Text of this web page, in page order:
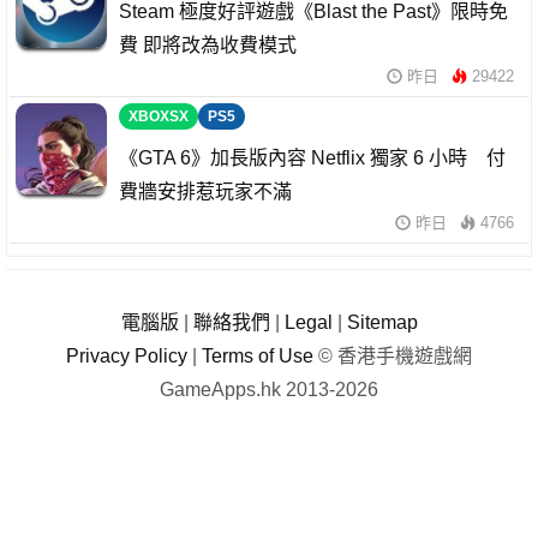
Steam 極度好評遊戲《Blast the Past》限時免
費 即將改為收費模式
昨日 29422
XBOXSX PS5
《GTA 6》加長版內容 Netflix 獨家 6 小時 付
費牆安排惹玩家不滿
昨日 4766
電腦版 聯絡我們 Legal
Sitemap
Privacy Policy
Terms of Use © 香港手機遊戲網
GameApps.hk 2013-2026